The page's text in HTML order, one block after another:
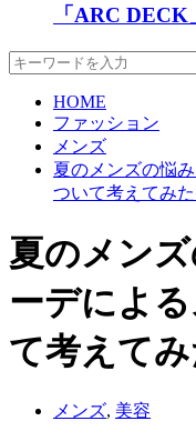
「ARC
HOME
ファッション
メンズ
夏のメンズの悩
ついて考えてみた
夏のメン
ーデによ
て考えてみ
メンズ, 美容